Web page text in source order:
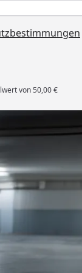
von 50,00 €